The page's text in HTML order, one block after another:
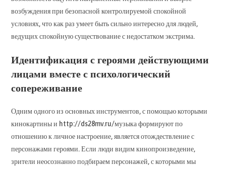
возбуждения при безопасной контролируемой спокойной
условиях, что как раз умеет быть сильно интересно для людей,
ведущих спокойную существование с недостатком экстрима.
Идентификация с героями действующими
лицами вместе с психологический
сопереживание
Одним одного из основных инструментов, с помощью которыми
кинокартины и http://ds28mv.ru/музыка формируют по
отношению к личное настроение, является отождествление с
персонажами героями. Если люди видим кинопроизведение,
зрители неосознанно подбираем персонажей, с которыми мы